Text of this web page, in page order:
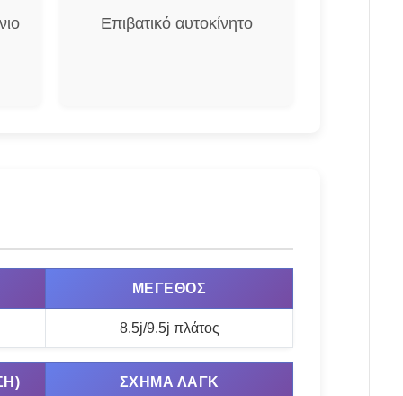
Επιβατικό αυτοκίνητο
ΜΈΓΕΘΟΣ
8.5j/9.5j πλάτος
ΣΧΉΜΑ ΛΑΓΚ